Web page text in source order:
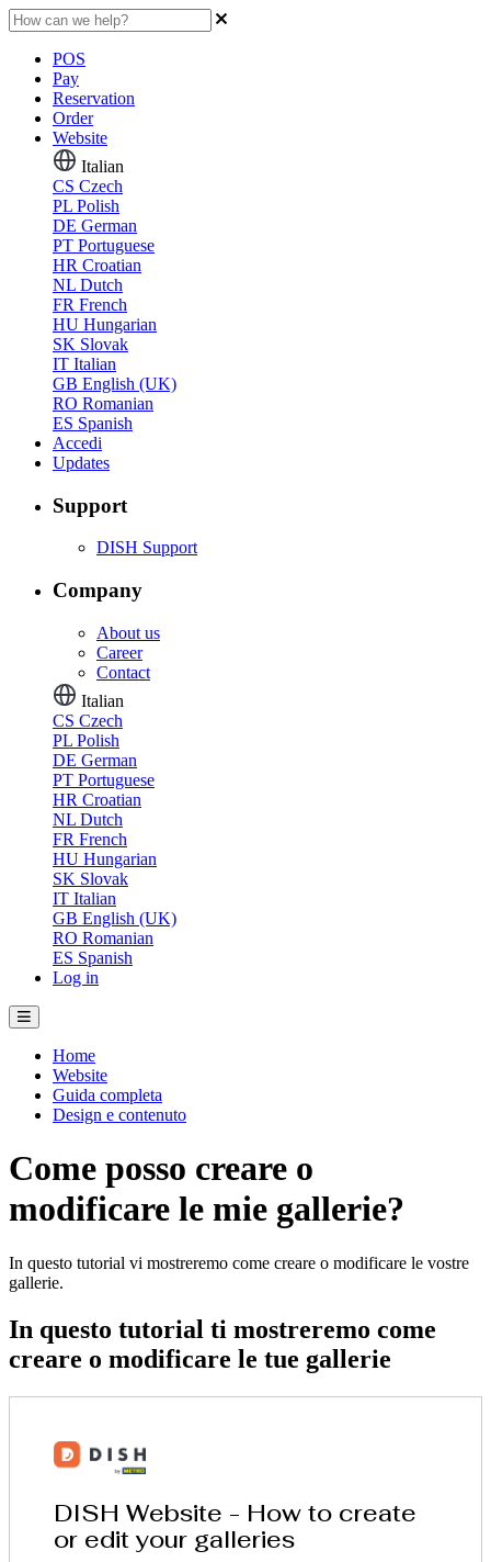
POS
Pay
Reservation
Order
Website
Italian
CS Czech
PL Polish
DE German
PT Portuguese
HR Croatian
NL Dutch
FR French
HU Hungarian
SK Slovak
IT Italian
GB English (UK)
RO Romanian
ES Spanish
Accedi
Updates
Support
DISH Support
Company
About us
Career
Contact
Italian
CS Czech
PL Polish
DE German
PT Portuguese
HR Croatian
NL Dutch
FR French
HU Hungarian
SK Slovak
IT Italian
GB English (UK)
RO Romanian
ES Spanish
Log in
Home
Website
Guida completa
Design e contenuto
Come posso creare o
modificare le mie gallerie?
In questo tutorial vi mostreremo come creare o modificare le vostre
gallerie.
In questo tutorial ti mostreremo come
creare o modificare le tue gallerie